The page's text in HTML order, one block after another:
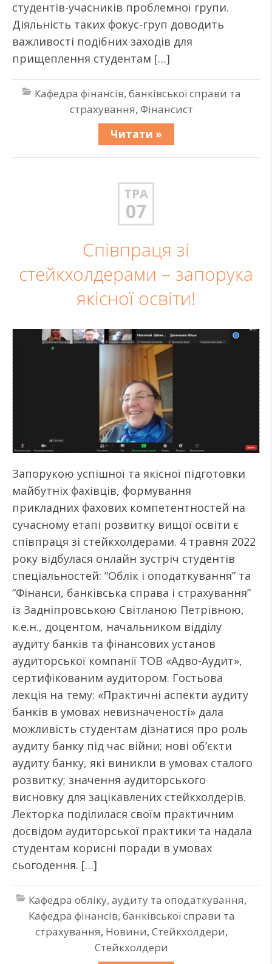
студентів-учасників проблемної групи.
Діяльність таких фокус-груп доводить
важливості подібних заходів для
прищеплення студентам […]
Кафедра фінансів, банківської справи та
страхування, Фінансист
Читати »
ТРА
07
Співпраця зі
стейкхолдерами – запорука
якісної освіти!
Запорукою успішної та якісної підготовки
майбутніх фахівців, формування
прикладних фахових компетентностей на
сучасному етапі розвитку вищої освіти є
співпраця зі стейкхолдерами. 4 травня 2022
року відбулася онлайн зустріч студентів
спеціальностей: “Облік і оподаткування” та
“Фінанси, банківська справа і страхування”
із Задніпровською Світланою Петрівною,
к.е.н., доцентом, начальником відділу
аудиту банків та фінансових установ
аудиторської компанії ТОВ «Адво-Аудит»,
сертифікованим аудитором. Гостьова
лекція на тему: «Практичні аспекти аудиту
банків в умовах невизначеності» дала
можливість студентам дізнатися про роль
аудиту банку під час війни; нові об’єкти
аудиту банку, які виникли в умовах сталого
розвитку; значення аудиторського
висновку для зацікавлених стейкхолдерів.
Лекторка поділилася своїм практичним
досвідом аудиторської практики та надала
студентам корисні поради в умовах
сьогодення. […]
Кафедра обліку, аудиту та оподаткування,
Кафедра фінансів, банківської справи та
страхування, Новини, Стейкхолдери,
Стейкхолдери